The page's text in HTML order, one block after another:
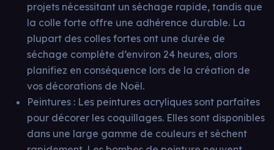
projets nécessitant un séchage rapide, tandis que
la colle forte offre une adhérence durable. La
plupart des colles fortes ont une durée de
séchage complète d’environ 24 heures, alors
planifiez en conséquence lors de la création de
vos décorations de Noël.
Peintures : Les peintures acryliques sont parfaites
pour décorer les coquillages. Elles sont disponibles
dans une large gamme de couleurs et sèchent